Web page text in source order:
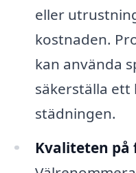
eller
kostnaden.
kan använda
säkerställa ett
städningen.
Kvaliteten på